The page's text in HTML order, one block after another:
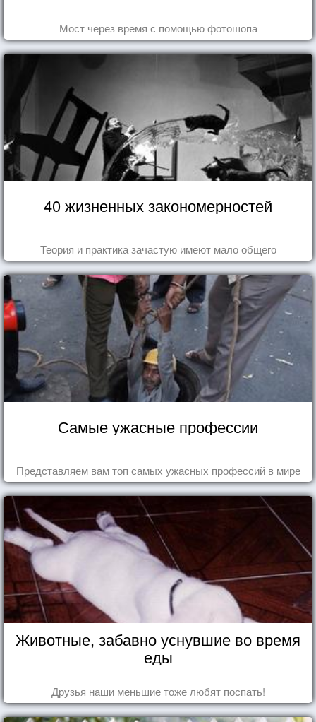
Мост через время с помощью фотошопа
40 жизненных закономерностей
Теория и практика зачастую имеют мало общего
Самые ужасные профессии
Представляем вам топ самых ужасных профессий в мире
Животные, забавно уснувшие во время
еды
Друзья наши меньшие тоже любят поспать!